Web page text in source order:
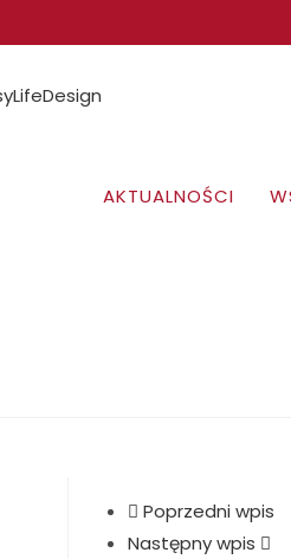
AKTUALNOŚCI
Poprzedni wpis
Następny wpis